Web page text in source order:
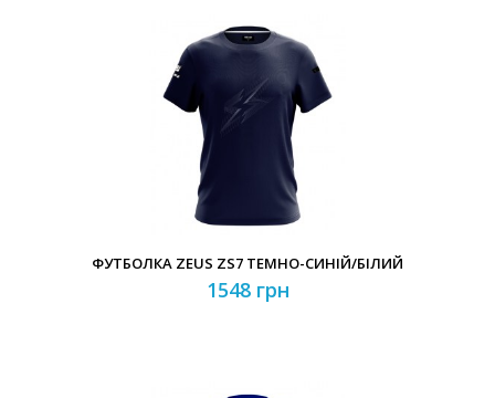
ФУТБОЛКА ZEUS ZS7 ТЕМНО-СИНІЙ/БІЛИЙ
1548 грн